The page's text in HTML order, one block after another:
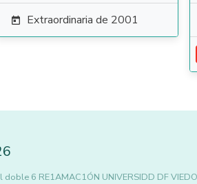
 Extraordinaria de 2001
6 RE1AMAC1ÓN UNIVERSIDD DF